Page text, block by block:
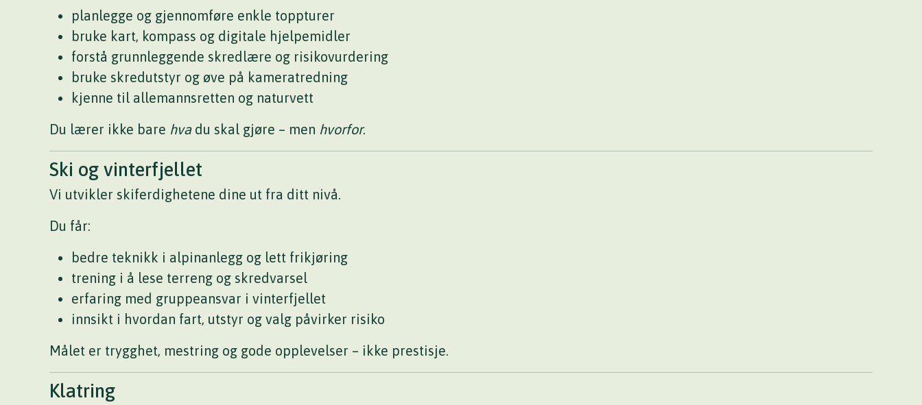
planlegge og gjennomføre enkle toppturer
bruke kart, kompass og digitale hjelpemidler
forstå grunnleggende skredlære og risikovurdering
bruke skredutstyr og øve på kameratredning
kjenne til allemannsretten og naturvett
Du lærer ikke bare hvadu skal gjøre – men hvorfor.
Ski og vinterfjellet
Vi utvikler skiferdighetene dine ut fra ditt nivå.
Du får:
bedre teknikk i alpinanlegg og lett frikjøring
trening i å lese terreng og skredvarsel
erfaring med gruppeansvar i vinterfjellet
innsikt i hvordan fart, utstyr og valg påvirker risiko
Målet er trygghet, mestring og gode opplevelser – ikke prestisje.
Klatring